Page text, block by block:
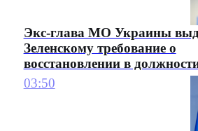
Экс-глава МО Украины
Зеленскому требование о
восстановлении в
03:50